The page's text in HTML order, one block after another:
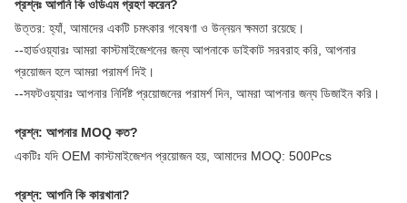
প্রশ্নঃ আপনি কি ওডিএম গ্রহণ করেন?
উত্তর: হ্যাঁ, আমাদের একটি চমৎকার গবেষণা ও উন্নয়ন ক্ষমতা রয়েছে।
--হার্ডওয়্যারঃ আমরা কাস্টমাইজেশনের জন্য আপনাকে ডাইকাট সরবরাহ করি, আপনার
প্রয়োজন হলে আমরা পরামর্শ দিই।
--সফটওয়্যারঃ আপনার নির্দিষ্ট প্রয়োজনের পরামর্শ দিন, আমরা আপনার জন্য ডিজাইন করি।
প্রশ্ন: আপনার MOQ কত?
একটিঃ যদি OEM কাস্টমাইজেশন প্রয়োজন হয়, আমাদের MOQ: 500Pcs
প্রশ্ন: আপনি কি কারখানা?